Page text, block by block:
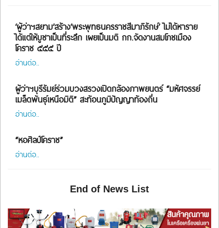
‘ผู้ว่าฯสยาม’สร้าง‘พระพุทธนครราชสีมาภิรักษ์’ ไม่ได้หาราย
ได้แต่ให้บูชาเป็นที่ระลึก เผยเป็นมติ กก.จัดงานสมโภชเมือง
โคราช ๕๕๕ ปี
อ่านต่อ..
ผู้ว่าฯบุรีรัมย์ร่วมบวงสรวงเปิดกล้องภาพยนตร์ “มหัศจรรย์
เมล็ดพันธุ์เหนือมิติ” สะท้อนภูมิปัญญาท้องถิ่น
อ่านต่อ..
“หอศิลป์โคราช”
อ่านต่อ..
End of News List